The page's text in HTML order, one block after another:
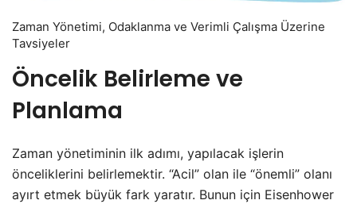
Zaman Yönetimi, Odaklanma ve Verimli Çalışma Üzerine
Tavsiyeler
Öncelik Belirleme ve
Planlama
Zaman yönetiminin ilk adımı, yapılacak işlerin
önceliklerini belirlemektir. “Acil” olan ile “önemli” olanı
ayırt etmek büyük fark yaratır. Bunun için Eisenhower